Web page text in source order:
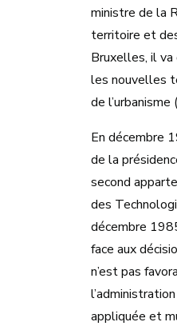
ministre de la
territoire et
Bruxelles, il
les nouvelles
de l’urbanisme
En décembre
de la
second
des
décembre
face aux
n’est pas
appliquée et